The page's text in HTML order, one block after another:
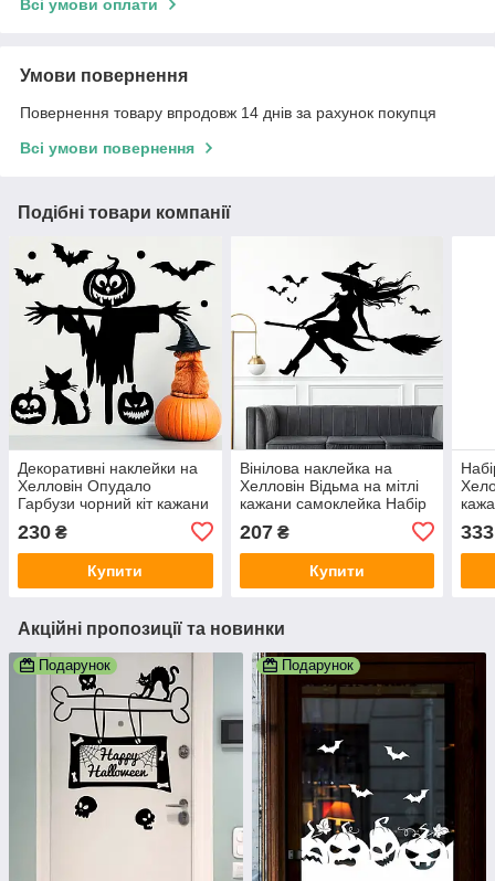
Всі умови оплати
Умови повернення
Повернення товару впродовж 14 днів за рахунок покупця
Всі умови повернення
Подібні товари компанії
Декоративні наклейки на
Хелловін Опудало
Гарбузи чорний кіт кажани
чорний матовий
230 ₴
Купити
Вінілова наклейка на
Хелловін Відьма на мітлі
кажани самоклейка Набір
матовий
207₴
Купити
333
Акційні пропозиції та новинки
Подарунок Подарунок